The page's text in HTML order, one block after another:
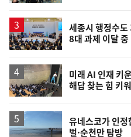
세종시 행정수도
8대 과제 이달 중
미래 AI 인재 키
해답 찾는 힘 키
유네스코가 인
벌·순천만 탐방